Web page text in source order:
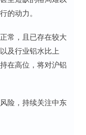
的动力。
常，且已存在较大
及行业铝水比上
在高位，将对沪铝
险，持续关注中东